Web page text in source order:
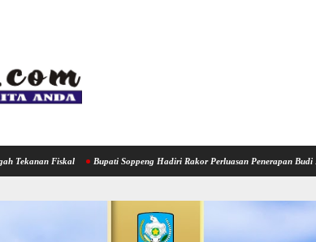
Bupati Soppeng Hadiri Rakor Perluasan Penerapan Budi Daya Padi PM-AAS